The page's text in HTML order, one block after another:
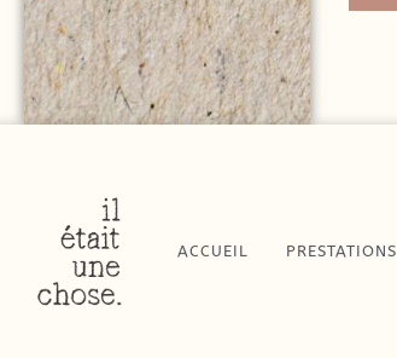
ACCUEIL PRESTATIONS